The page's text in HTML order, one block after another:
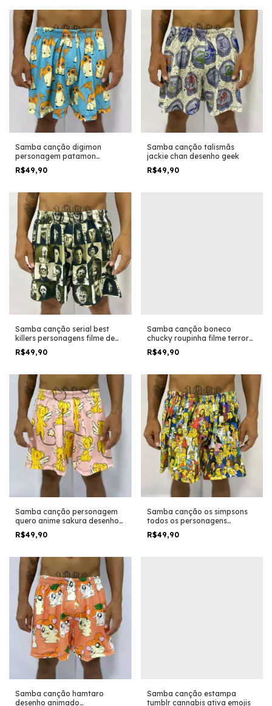
Samba canção digimon
personagem patamon
desenho geek
R$49,90
Samba canção talismãs
jackie chan desenho geek
R$49,90
Samba canção serial best
killers personagens filme de
terror horror suspense trash
halloween
R$49,90
Samba canção boneco
chucky roupinha filme terror
horror trash halloween
R$49,90
Samba canção personagem
quero anime sakura desenho
geek
R$49,90
Samba canção os simpsons
todos os personagens
desenho geek
R$49,90
Samba canção hamtaro
desenho animado
Samba canção estampa
tumblr cannabis ativa emojis